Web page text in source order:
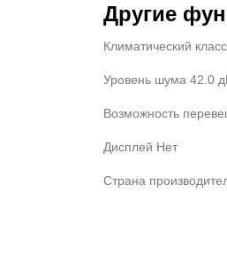
Другие
Климатический
Уровень шума 42.0
Возможность
Дисплей Нет
Страна